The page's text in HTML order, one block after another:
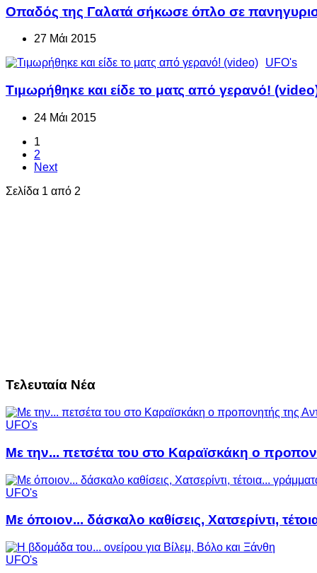
Οπαδός της Γαλατά σήκωσε όπλο σε
27 Μάι 2015
UFO's
Τιμωρήθηκε και είδε το ματς από γερανό!
24 Μάι 2015
1
2
Next
Σελίδα 1 από 2
Τελευταία Νέα
UFO's
Με την... πετσέτα του στο Καραϊσκάκη ο
UFO's
Με όποιον... δάσκαλο καθίσεις, Χατσερίντι,
UFO's